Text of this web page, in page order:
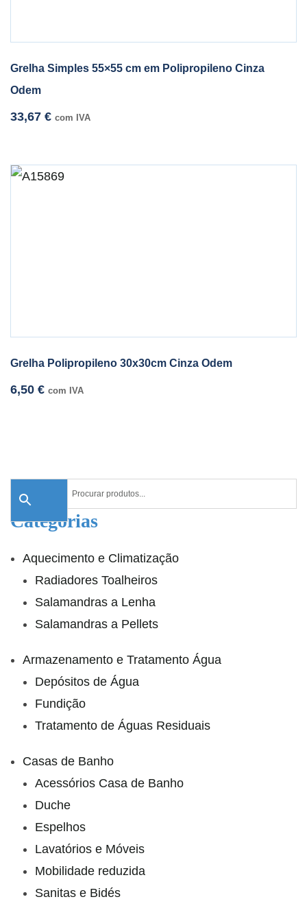
Grelha Simples 55×55 cm em Polipropileno Cinza
Odem
33,67 € com IVA
Grelha Polipropileno 30x30cm Cinza Odem
6,50 € com IVA
Categorias
Aquecimento e Climatização
Radiadores Toalheiros
Salamandras a Lenha
Salamandras a Pellets
Armazenamento e Tratamento Água
Depósitos de Água
Fundição
Tratamento de Águas Residuais
Casas de Banho
Acessórios Casa de Banho
Duche
Espelhos
Lavatórios e Móveis
Mobilidade reduzida
Sanitas e Bidés